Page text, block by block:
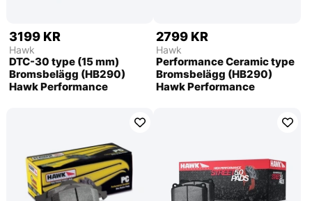
3199 KR
Hawk
DTC-30 type (15 mm)
Bromsbelägg (HB290)
Hawk Performance
2799 KR
Hawk
Performance Ceramic type
Bromsbelägg (HB290)
Hawk Performance